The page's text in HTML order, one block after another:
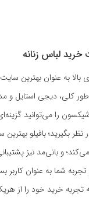
لباس زنانه
به عنوان بهترین سایت
طور کلی، دیجی استایل و
را می‌توانید
بگیرید؛ بافیلو
و بانی‌مد نیز
تجربه شما به عنوان کاربر
خرید خود را از